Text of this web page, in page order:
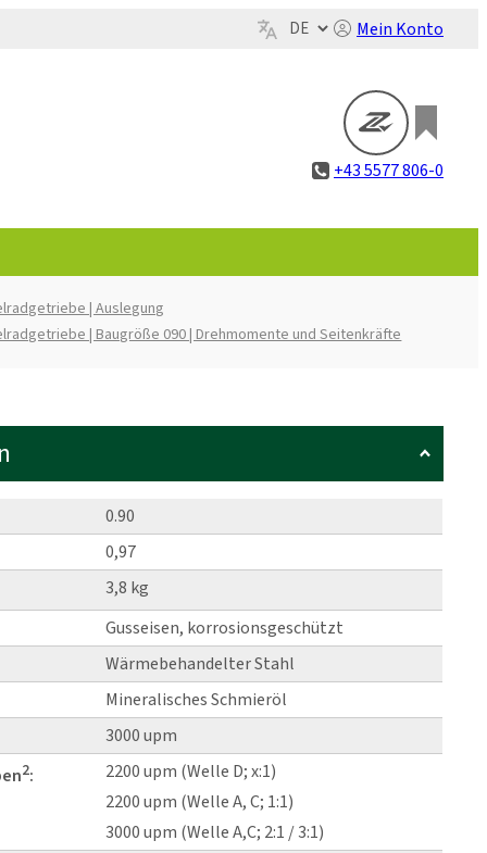
Mein Konto
+43 5577 806-0
| Auslegung
| Baugröße 090 | Drehmomente und Seitenkräfte
0.90
0,97
3,8 kg
Gusseisen, korrosionsgeschützt
Wärmebehandelter Stahl
Mineralisches Schmieröl
3000 upm
2:
2200 upm (Welle D; x:1)
2200 upm (Welle A, C; 1:1)
3000 upm (Welle A,C; 2:1 / 3:1)